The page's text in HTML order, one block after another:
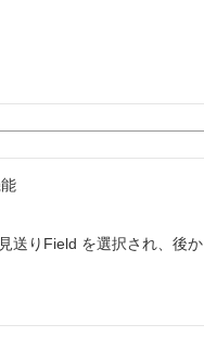
送りField を選択され、後か